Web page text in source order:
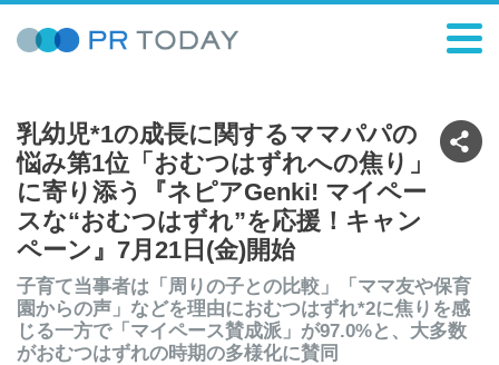
乳幼児*1の成長に関するママパパの
悩み第1位「おむつはずれへの焦り」
に寄り添う『ネピアGenki! マイペー
スな“おむつはずれ”を応援！キャン
ペーン』7月21日(金)開始
子育て当事者は「周りの子との比較」「ママ友や保育
園からの声」などを理由におむつはずれ*2に焦りを感
じる一方で「マイペース賛成派」が97.0%と、大多数
がおむつはずれの時期の多様化に賛同